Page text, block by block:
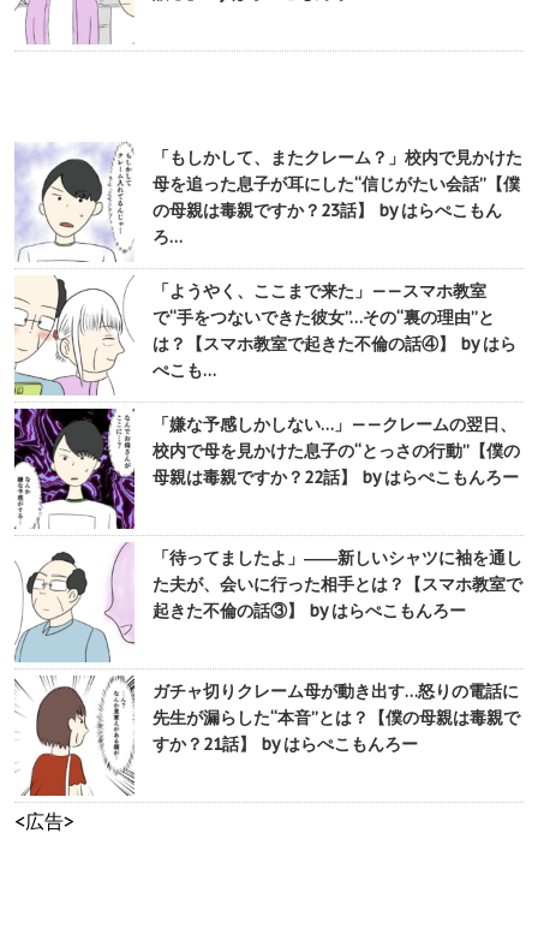
「もしかして、またクレーム？」校内で見かけた
母を追った息子が耳にした“信じがたい会話”【僕
の母親は毒親ですか？23話】 by はらぺこもん
ろ…
「ようやく、ここまで来た」——スマホ教室
で“手をつないできた彼女”…その“裏の理由”と
は？【スマホ教室で起きた不倫の話④】 by はら
ぺこも…
「嫌な予感しかしない…」——クレームの翌日、
校内で母を見かけた息子の“とっさの行動”【僕の
母親は毒親ですか？22話】 by はらぺこもんろー
「待ってましたよ」――新しいシャツに袖を通し
た夫が、会いに行った相手とは？【スマホ教室で
起きた不倫の話③】 by はらぺこもんろー
ガチャ切りクレーム母が動き出す…怒りの電話に
先生が漏らした“本音”とは？【僕の母親は毒親で
すか？21話】 by はらぺこもんろー
<広告>